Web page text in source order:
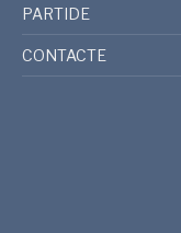
PARTIDE
CONTACTE